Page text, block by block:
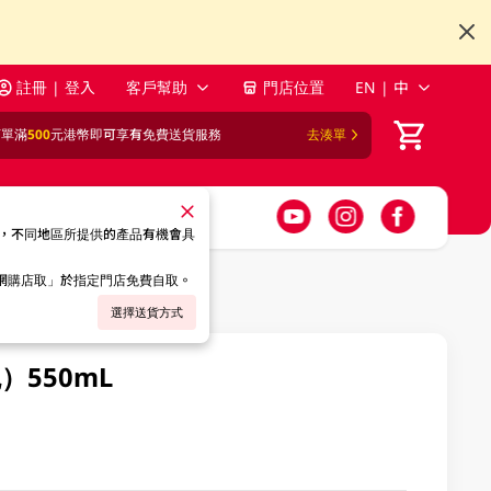
註冊 | 登入 客戶幫助 門店位置 EN | 中
滿500元港幣即可享有免費送貨服務 去湊單
不同地區所提供的產品有機會具
店取」於指定門店免費自取。
選擇送貨方式
550mL